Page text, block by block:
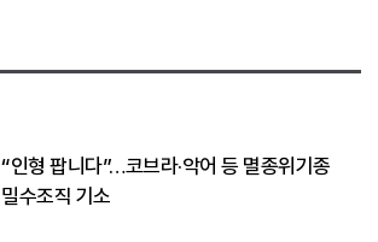
“인형 팝니다”…코브라·악어 등 멸종위기종
밀수조직 기소